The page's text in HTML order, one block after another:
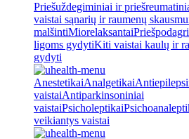
Priešuždegiminiai ir
vaistai sąnarių ir raumenų
malšintiMiorelaksantai
ligoms gydytiKiti vaistai kaulų ir
gydyti
AnestetikaiAnalgetikai
vaistaiAntiparkinsoniniai
vaistaiPsicholeptikai
veikiantys vaistai